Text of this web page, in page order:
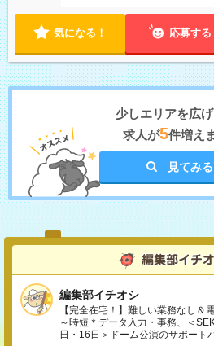
気になる！ 応募する
少しエリアを広げ
求人が5件増え
見てみる
編集部イチオシ
【完全在宅！】難しい業務なし＆
～時短＊データ入力・事務、＜
日・16日＞ドーム公演のサポート